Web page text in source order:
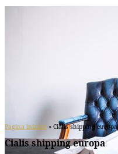
Pagina iniziale » Cialis shipping europa
Cialis shipping europa